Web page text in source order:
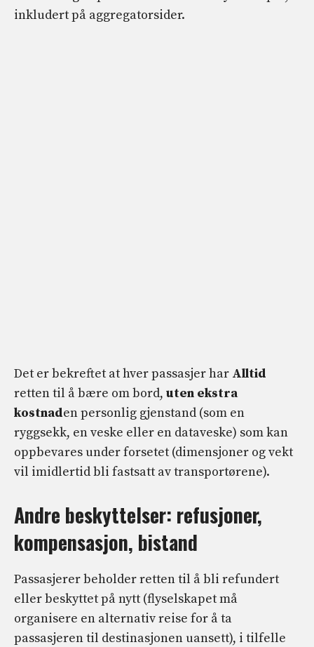
inkludert på aggregatorsider.
Det er bekreftet at hver passasjer har Alltid
retten til å bære om bord, uten ekstra
kostnaden personlig gjenstand (som en
ryggsekk, en veske eller en dataveske) som kan
oppbevares under forsetet (dimensjoner og vekt
vil imidlertid bli fastsatt av transportørene).
Andre beskyttelser: refusjoner,
kompensasjon, bistand
Passasjerer beholder retten til å bli refundert
eller beskyttet på nytt (flyselskapet må
organisere en alternativ reise for å ta
passasjeren til destinasjonen uansett), i tilfelle